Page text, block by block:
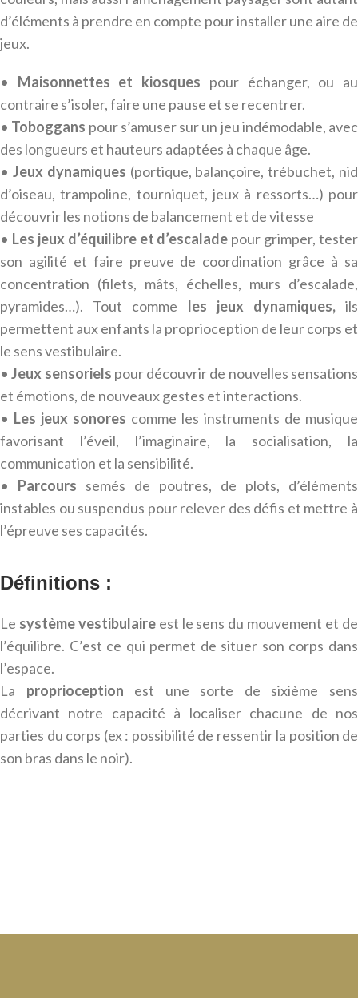
d’éléments à prendre en compte pour installer une aire de
jeux.
• Maisonnettes et kiosques pour échanger, ou au
contraire s’isoler, faire une pause et se recentrer.
• Toboggans pour s’amuser sur un jeu indémodable, avec
des longueurs et hauteurs adaptées à chaque âge.
• Jeux dynamiques (portique, balançoire, trébuchet, nid
d’oiseau, trampoline, tourniquet, jeux à ressorts…) pour
découvrir les notions de balancement et de vitesse
• Les jeux d’équilibre et d’escalade pour grimper, tester
son agilité et faire preuve de coordination grâce à sa
concentration (filets, mâts, échelles, murs d’escalade,
pyramides…). Tout comme les jeux dynamiques, ils
permettent aux enfants la proprioception de leur corps et
le sens vestibulaire.
•Jeux sensoriels pour découvrir de nouvelles sensations
et émotions, de nouveaux gestes et interactions.
• Les jeux sonores comme les instruments de musique
favorisant l’éveil, l’imaginaire, la socialisation, la
communication et la sensibilité.
• Parcours semés de poutres, de plots, d’éléments
instables ou suspendus pour relever des défis et mettre à
l’épreuve ses capacités.
Définitions :
Le système vestibulaire est le sens du mouvement et de
l’équilibre. C’est ce qui permet de situer son corps dans
l’espace.
La proprioception est une sorte de sixième sens
décrivant notre capacité à localiser chacune de nos
parties du corps (ex : possibilité de ressentir la position de
son bras dans le noir).